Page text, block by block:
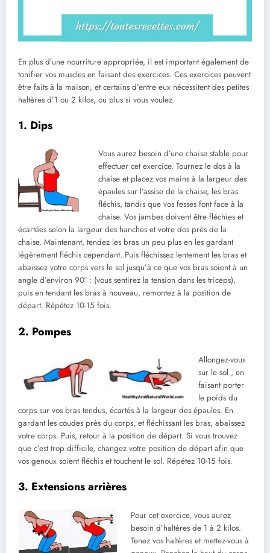
En plus d’une nourriture appropriée, il est important également de
tonifier vos muscles en faisant des exercices. Ces exercices peuvent
être faits à la maison, et certains d’entre eux nécessitent des petites
haltères d’1 ou 2 kilos, ou plus si vous voulez.
1. Dips
Vous aurez besoin d’une chaise stable pour
effectuer cet exercice. Tournez le dos à la
chaise et placez vos mains à la largeur des
épaules sur l’assise de la chaise, les bras
fléchis, tandis que vos fesses font face à la
chaise. Vos jambes doivent être fléchies et
écartées selon la largeur des hanches et votre dos près de la
chaise. Maintenant, tendez les bras un peu plus en les gardant
légèrement fléchis cependant. Puis fléchissez lentement les bras et
abaissez votre corps vers le sol jusqu’à ce que vos bras soient à un
angle d’environ 90° : (vous sentirez la tension dans les triceps),
puis en tendant les bras à nouveau, remontez à la position de
départ. Répétez 10-15 fois.
2. Pompes
Allongez-vous
sur le sol , en
faisant porter
le poids du
corps sur vos bras tendus, écartés à la largeur des épaules. En
gardant les coudes près du corps, et fléchissant les bras, abaissez
votre corps. Puis, retour à la position de départ. Si vous trouvez
que c’est trop difficile, changez votre position de départ afin que
vos genoux soient fléchis et touchent le sol. Répétez 10-15 fois.
3. Extensions arrières
Pour cet exercice, vous aurez
besoin d’haltères de 1 à 2 kilos.
Tenez vos haltères et mettez-vous à